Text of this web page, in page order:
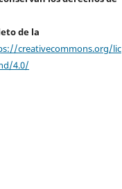
de la
creativecommons.org/lic
4.0/